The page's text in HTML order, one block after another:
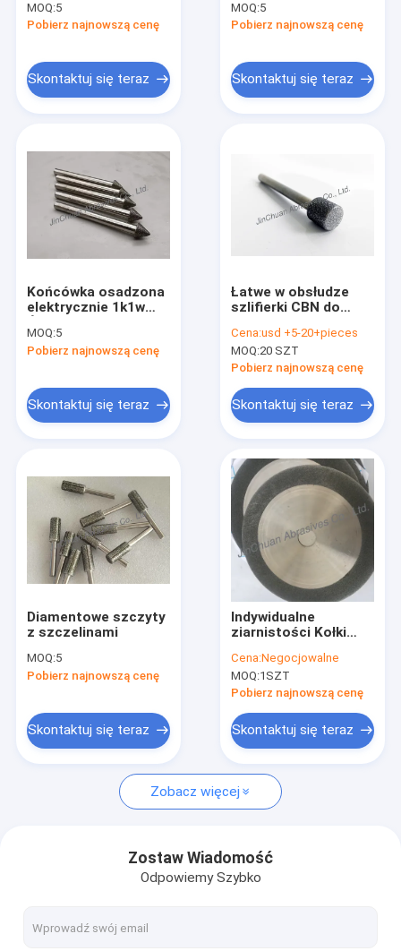
Produkty
Filmy
O nas
Skontaktuj się z nami
Aktualności
CBN Sharpening Wheels
CBN Wheels For Woodturners
CBN do polerowania
szafiru
MOQ:5
Pobierz najnowszą cenę
Skontaktuj się teraz
Narzędzia Ściernice
diamentowe
MOQ:5
Pobierz najnowszą cenę
Skontaktuj się teraz
Końcówka osadzona
elektrycznie 1k1w
Diamentowe
materiały ścierne
MOQ:5
Pobierz najnowszą cenę
Skontaktuj się teraz
Łatwe w obsłudze
szlifierki CBN do
mechanicznej
Dostosowane ziarno
Cena:usd +5-20+pieces
MOQ:20 SZT
Pobierz najnowszą cenę
Skontaktuj się teraz
Diamentowe szczyty
z szczelinami
MOQ:5
Pobierz najnowszą cenę
Skontaktuj się teraz
Indywidualne
ziarnistości Kołki
Arkusz szlifierski
CBN Wysoka
twardość Odporność
Cena:Negocjowalne
MOQ:1SZT
Pobierz najnowszą cenę
Skontaktuj się teraz
Zobacz więcej
Zostaw Wiadomość
Odpowiemy Szybko